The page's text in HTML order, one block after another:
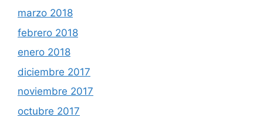
marzo 2018
febrero 2018
enero 2018
diciembre 2017
noviembre 2017
octubre 2017